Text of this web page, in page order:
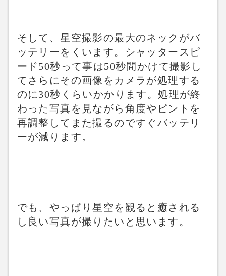
そして、星空撮影の最大のネックがバ
ッテリーをくいます。シャッタースピ
ード50秒って事は50秒間かけて撮影し
てさらにその画像をカメラが処理する
のに30秒くらいかかります。処理が終
わった写真を見ながら角度やピントを
再調整してまた撮るのですぐバッテリ
ーが減ります。
でも、やっぱり星空を観ると癒される
し良い写真が撮りたいと思います。